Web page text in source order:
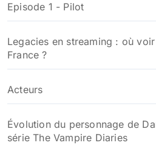
Episode 1 - Pilot
Legacies en streaming : où
France ?
Acteurs
Évolution du personnage de
série The Vampire Diaries